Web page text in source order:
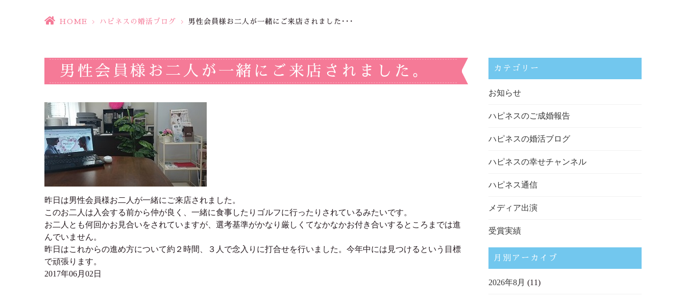
HOME > ハピネスの婚活ブログ > 男性会員様お二人が一緒にご来店されました･･･
男性会員様お二人が一緒にご来店されました。
昨日は男性会員様お二人が一緒にご来店されました。
このお二人は入会する前から仲が良く、一緒に食事したりゴルフに行ったりされているみたいです。
お二人とも何回かお見合いをされていますが、選考基準がかなり厳しくてなかなかお付き合いするところまでは進
んでいません。
昨日はこれからの進め方について約２時間、３人で念入りに打合せを行いました。今年中には見つけるという目標
で頑張ります。
2017年06月02日
カテゴリー
お知らせ
ハピネスのご成婚報告
ハピネスの婚活ブログ
ハピネスの幸せチャンネル
ハピネス通信
メディア出演
受賞実績
月別アーカイブ
2026年8月 (11)